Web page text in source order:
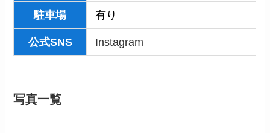
駐車場 有り
公式SNS Instagram
写真一覧